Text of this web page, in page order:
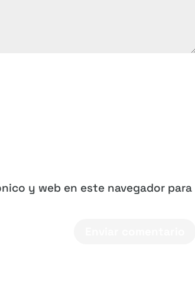
y web en este navegador para